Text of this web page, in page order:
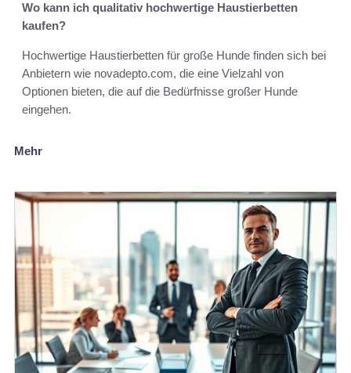
Wo kann ich qualitativ hochwertige Haustierbetten
kaufen?
Hochwertige Haustierbetten für große Hunde finden sich bei
Anbietern wie novadepto.com, die eine Vielzahl von
Optionen bieten, die auf die Bedürfnisse großer Hunde
eingehen.
Mehr